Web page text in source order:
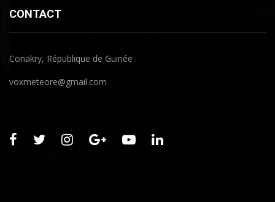
CONTACT
Conakry, République de Guinée
voxmeteore@gmail.com